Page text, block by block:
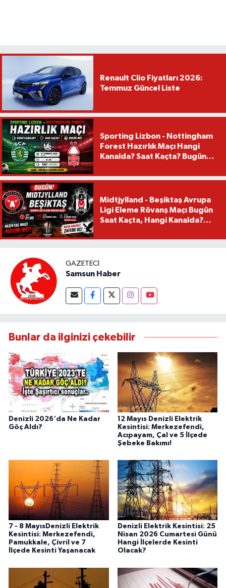
Renault Clio Fiyatları 2026:
Temmuz Güncel Liste
Sporting Lizbon - Nottingham
Forest Hazırlık Maçı Hangi
Kanalda? Saat Kaçta? Bugün
Midtjylland - Beşiktaş Avrupa
Ligi Eleme Rövanş Maçı Bugün
Saat Kaçta, Hangi Kanalda?
GAZETECI
Samsun Haber
Bunlar da ilginizi çekebilir
Denizli 2026'da Ne Kadar
Göç Aldı?
12 Mayıs Denizli Elektrik
Kesintisi: Merkezefendi,
Acıpayam, Çal ve 5 İlçede
Şebeke Bakımı!
7 - 8 MayısDenizli Elektrik
Kesintisi: Merkezefendi,
Pamukkale, Çivril ve 7
İlçede Kesinti Yaşanacak
Denizli Elektrik Kesintisi: 25
Nisan 2026 Cumartesi Günü
Hangi İlçelerde Kesinti
Olacak?